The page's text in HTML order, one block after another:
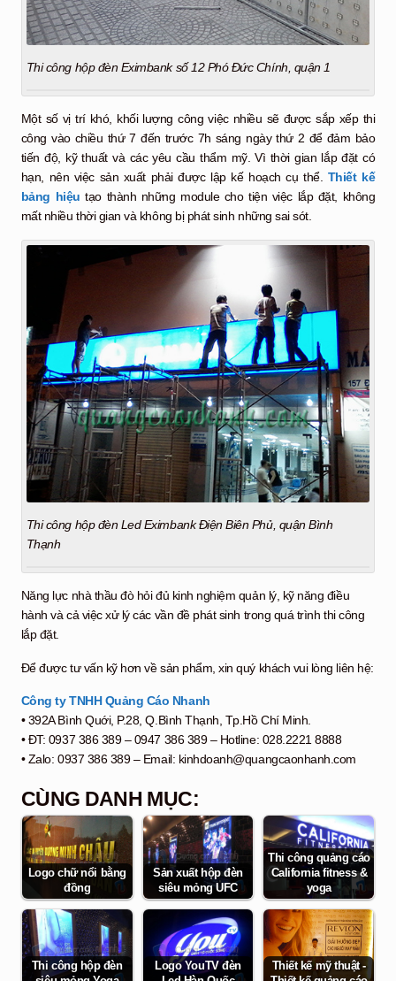
Thi công hộp đèn Eximbank số 12 Phó Đức Chính, quận 1
Một số vị trí khó, khối lượng công việc nhiều sẽ được sắp xếp thi
công vào chiều thứ 7 đến trước 7h sáng ngày thứ 2 để đảm bảo
tiến độ, kỹ thuất và các yêu cầu thẩm mỹ. Vì thời gian lắp đặt có
hạn, nên việc sản xuất phải được lập kế hoạch cụ thể. Thiết kế
bảng hiệu tạo thành những module cho tiện việc lắp đặt, không
mất nhiều thời gian và không bị phát sinh những sai sót.
Thi công hộp đèn Led Eximbank Điện Biên Phủ, quận Bình
Thạnh
Năng lực nhà thầu đò hỏi đủ kinh nghiệm quản lý, kỹ năng điều
hành và cả việc xử lý các vần đề phát sinh trong quá trình thi công
lắp đặt.
Để được tư vấn kỹ hơn về sản phẩm, xin quý khách vui lòng liên hệ:
Công ty TNHH Quảng Cáo Nhanh
• 392A Bình Quới, P.28, Q.Bình Thạnh, Tp.Hồ Chí Minh.
• ĐT: 0937 386 389 – 0947 386 389 – Hotline: 028.2221 8888
• Zalo: 0937 386 389 – Email: kinhdoanh@quangcaonhanh.com
CÙNG DANH MỤC:
Logo chữ nổi bằng
đồng
Sản xuất hộp đèn
siêu mỏng UFC
Thi công quảng cáo
California fitness &
yoga
Thi công hộp đèn
Logo YouTV đèn
Thiết kế mỹ thuật -